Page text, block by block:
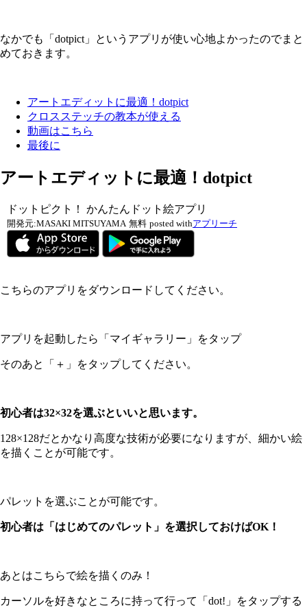
なかでも「dotpict」というアプリが使い心地よかったのでまと
めておきます。
アートエディットに最適！dotpict
クロスステッチの教本が使える
動画はこちら
最後に
アートエディットに最適！dotpict
ドットピクト！ かんたんドット絵アプリ
開発元:MASAKI MITSUYAMA 無料 posted withアプリーチ
こちらのアプリをダウンロードしてください。
アプリを起動したら「マイギャラリー」をタップ
そのあと「＋」をタップしてください。
初心者は32×32を選ぶといいと思います。
128×128だとかなり高度な技術が必要になりますが、細かい絵
を描くことが可能です。
パレットを選ぶことが可能です。
初心者は「はじめてのパレット」を選択しておけばOK！
あとはこちらで絵を描くのみ！
カーソルを好きなところに持って行って「dot!」をタップする